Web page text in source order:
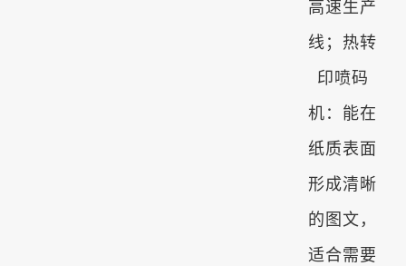
高速生产
线；热转
印喷码
机：能在
纸质表面
形成清晰
的图文，
适合需要